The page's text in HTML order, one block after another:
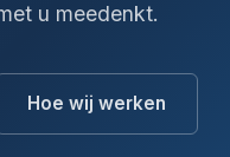
u meedenkt.
Hoe wij werken